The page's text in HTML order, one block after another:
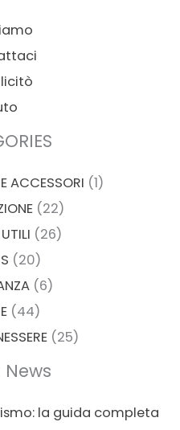
ACCESSORI (1)
(22)
(26)
(20)
(6)
(44)
(25)
la guida completa